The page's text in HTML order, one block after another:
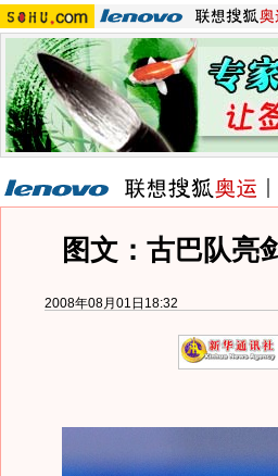
图文：古巴队亮
2008年08月01日18:32